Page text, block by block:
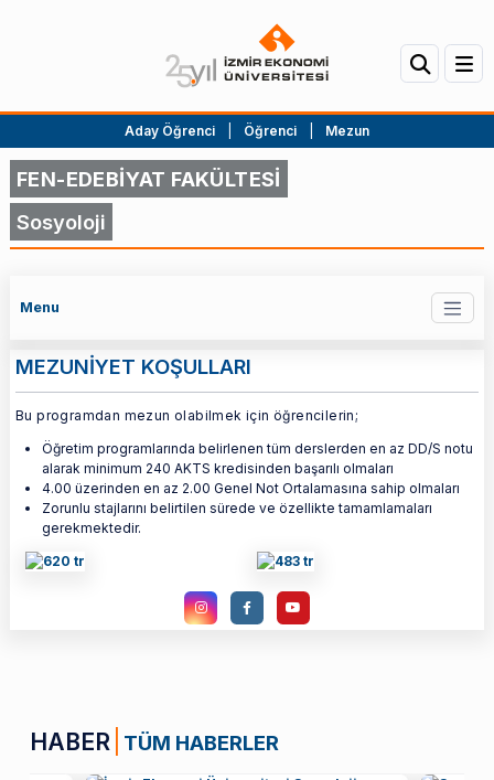
Aday Öğrenci Öğrenci Mezun
FEN-EDEBİYAT FAKÜLTESİ
Sosyoloji
Menu
MEZUNİYET KOŞULLARI
Bu programdan mezun olabilmek için öğrencilerin;
Öğretim programlarında belirlenen tüm derslerden en az DD/S notu
alarak minimum 240 AKTS kredisinden başarılı olmaları
4.00 üzerinden en az 2.00 Genel Not Ortalamasına sahip olmaları
Zorunlu stajlarını belirtilen sürede ve özellikte tamamlamaları
gerekmektedir.
HABER TÜM HABERLER